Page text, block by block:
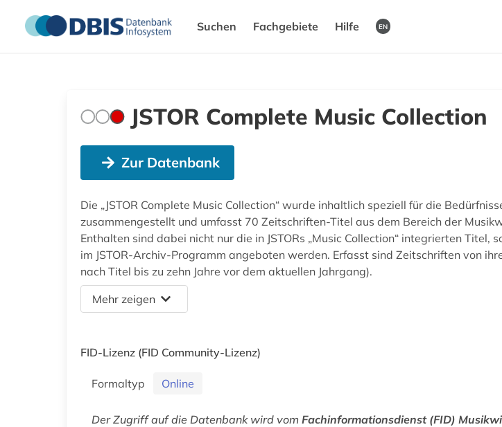
Suchen Fachgebiete Hilfe EN
JSTOR Complete Music Collection
Zur Datenbank
Die „JSTOR Complete Music Collection“ wurde inhaltlich speziell für die
zusammengestellt und umfasst 70 Zeitschriften-Titel aus dem Bereich der
Enthalten sind dabei nicht nur die in JSTORs „Music Collection“ integrierten
im JSTOR-Archiv-Programm angeboten werden. Erfasst sind Zeitschriften von
nach Titel bis zu zehn Jahre vor dem aktuellen Jahrgang).
Mehr zeigen
FID-Lizenz (FID Community-Lizenz)
Formaltyp Online
Der Zugriff auf die Datenbank wird vom Fachinformationsdienst (FID)